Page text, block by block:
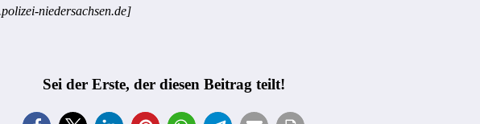
niedersachsen.de]
Sei der Erste, der diesen Beitrag teilt!